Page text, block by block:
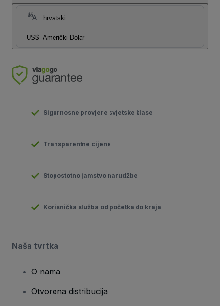
hrvatski
US$ Američki Dolar
Sigurnosne provjere svjetske klase
Transparentne cijene
Stopostotno jamstvo narudžbe
Korisnička služba od početka do kraja
Naša tvrtka
O nama
Otvorena distribucija